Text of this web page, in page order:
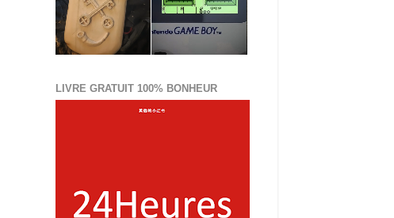
LIVRE GRATUIT 100% BONHEUR